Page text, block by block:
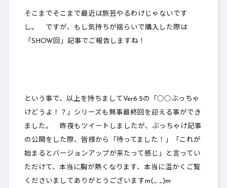
そこまでそこまで最近は旅芸やるわけじゃないです
し。 ですが、もし気持ちが揺らいで購入した際は
「SHOW回」記事でご報告しますね！
という事で、以上を持ちましてVer6.5の「○○ぶっちゃ
けどうよ！？」シリーズも無事最終回を迎える事ができ
ました。 昨夜もツイートしましたが、ぶっちゃけ記事
の公開をした際、皆様から「待ってました！」「これが
始まるとバージョンアップが来たって感じ」と言ってい
ただけて、本当に胸が熱くなります、本当に温かくご覧
くださいましてありがとうございますm(_ _)m